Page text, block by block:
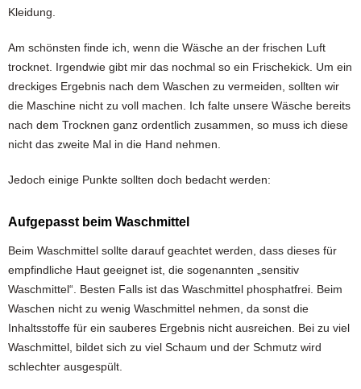
Kleidung.
Am schönsten finde ich, wenn die Wäsche an der frischen Luft
trocknet. Irgendwie gibt mir das nochmal so ein Frischekick. Um ein
dreckiges Ergebnis nach dem Waschen zu vermeiden, sollten wir
die Maschine nicht zu voll machen. Ich falte unsere Wäsche bereits
nach dem Trocknen ganz ordentlich zusammen, so muss ich diese
nicht das zweite Mal in die Hand nehmen.
Jedoch einige Punkte sollten doch bedacht werden:
Aufgepasst beim Waschmittel
Beim Waschmittel sollte darauf geachtet werden, dass dieses für
empfindliche Haut geeignet ist, die sogenannten „sensitiv
Waschmittel“. Besten Falls ist das Waschmittel phosphatfrei. Beim
Waschen nicht zu wenig Waschmittel nehmen, da sonst die
Inhaltsstoffe für ein sauberes Ergebnis nicht ausreichen. Bei zu viel
Waschmittel, bildet sich zu viel Schaum und der Schmutz wird
schlechter ausgespült.